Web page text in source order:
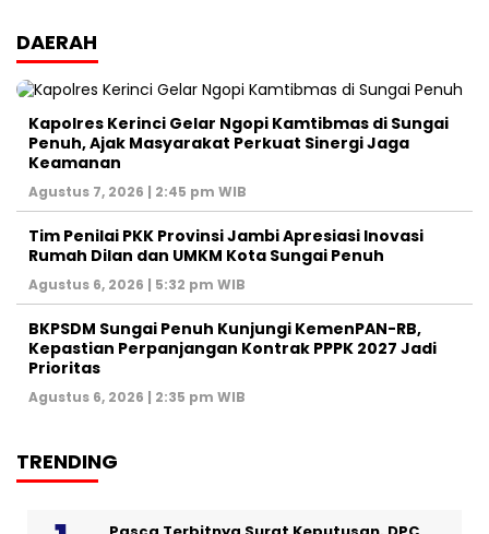
DAERAH
Kapolres Kerinci Gelar Ngopi Kamtibmas di Sungai
Penuh, Ajak Masyarakat Perkuat Sinergi Jaga
Keamanan
Agustus 7, 2026 | 2:45 pm WIB
Tim Penilai PKK Provinsi Jambi Apresiasi Inovasi
Rumah Dilan dan UMKM Kota Sungai Penuh
Agustus 6, 2026 | 5:32 pm WIB
BKPSDM Sungai Penuh Kunjungi KemenPAN-RB,
Kepastian Perpanjangan Kontrak PPPK 2027 Jadi
Prioritas
Agustus 6, 2026 | 2:35 pm WIB
TRENDING